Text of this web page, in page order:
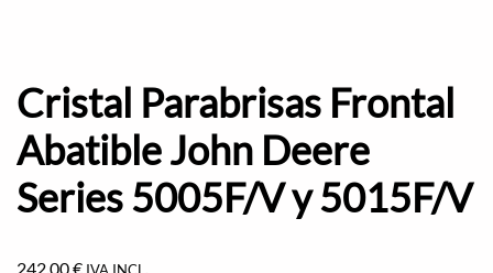
Cristal Parabrisas Frontal
Abatible John Deere
Series 5005F/V y 5015F/V
242,00€